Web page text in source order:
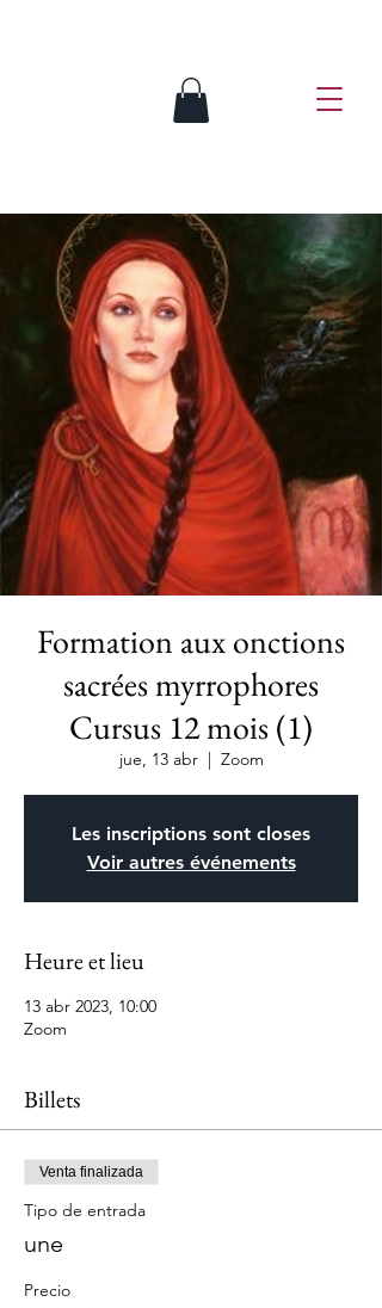
Formation aux onctions
sacrées myrrophores
Cursus 12 mois (1)
jue, 13 abr
  |
Zoom
Les inscriptions sont closes
Voir autres événements
Heure et lieu
13 abr 2023, 10:00
Zoom
Billets
Venta finalizada
Tipo de entrada
une
Precio